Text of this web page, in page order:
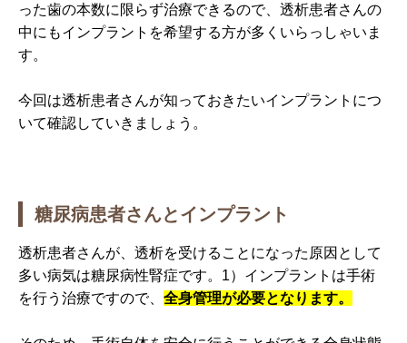
った歯の本数に限らず治療できるので、透析患者さんの
中にもインプラントを希望する方が多くいらっしゃいま
す。
今回は透析患者さんが知っておきたいインプラントにつ
いて確認していきましょう。
糖尿病患者さんとインプラント
透析患者さんが、透析を受けることになった原因として
多い病気は糖尿病性腎症です。1）インプラントは手術
を行う治療ですので、 全身管理が必要となります。